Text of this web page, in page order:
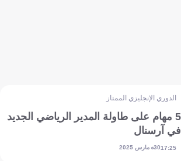
الدوري الإنجليزي الممتاز
5 مهام على طاولة المدير الرياضي الجديد
في آرسنال
17:2530 مارس 2025